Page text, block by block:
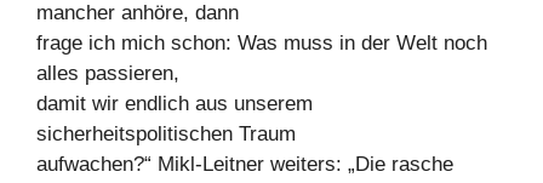
mancher anhöre, dann
frage ich mich schon: Was muss in der Welt noch
alles passieren,
damit wir endlich aus unserem
sicherheitspolitischen Traum
aufwachen?“ Mikl-Leitner weiters: „Die rasche